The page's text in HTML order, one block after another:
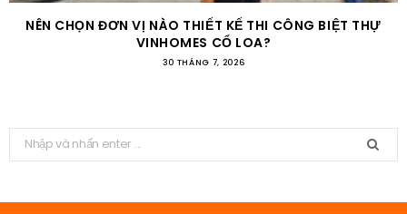
NÊN CHỌN ĐƠN VỊ NÀO THIẾT KẾ THI CÔNG BIỆT THỰ
VINHOMES CỔ LOA?
30 THÁNG 7, 2026
ì